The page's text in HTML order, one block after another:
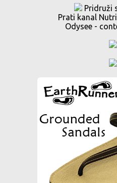
Pridruži
Prati kanal
Odysee -